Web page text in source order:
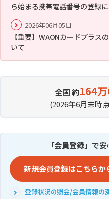
ら始まる携帯電話番号の登録
2026年06月05日
【重要】WAONカードプラス
いて
全国 約164
(2026年6月末時
「会員登録」で
新規会員登録はこちらか
登録状況の照会/会員情報の